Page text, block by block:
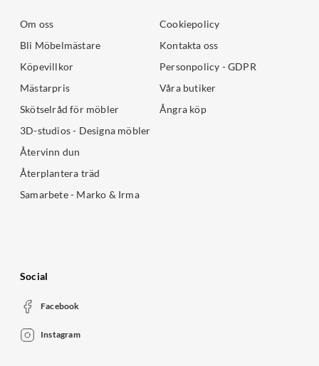
Om oss
Bli Möbelmästare
Köpevillkor
Mästarpris
Skötselråd för möbler
3D-studios - Designa möbler
Återvinn dun
Återplantera träd
Samarbete - Marko & Irma
Cookiepolicy
Kontakta oss
Personpolicy - GDPR
Våra butiker
Ångra köp
Social
Facebook
Instagram